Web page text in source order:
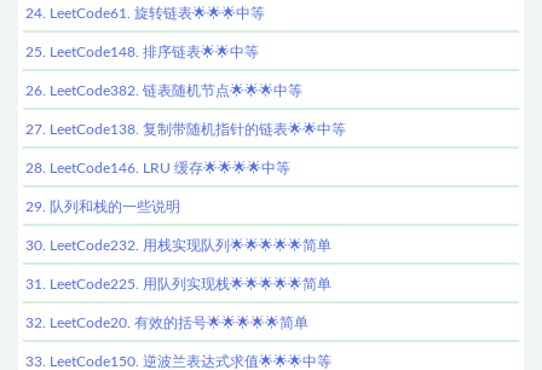
24. LeetCode61. 旋转链表🌟🌟🌟中等
25. LeetCode148. 排序链表🌟🌟中等
26. LeetCode382. 链表随机节点🌟🌟🌟中等
27. LeetCode138. 复制带随机指针的链表🌟🌟中等
28. LeetCode146. LRU 缓存🌟🌟🌟🌟中等
29. 队列和栈的一些说明
30. LeetCode232. 用栈实现队列🌟🌟🌟🌟🌟简单
31. LeetCode225. 用队列实现栈🌟🌟🌟🌟🌟简单
32. LeetCode20. 有效的括号🌟🌟🌟🌟🌟简单
33. LeetCode150. 逆波兰表达式求值🌟🌟🌟中等